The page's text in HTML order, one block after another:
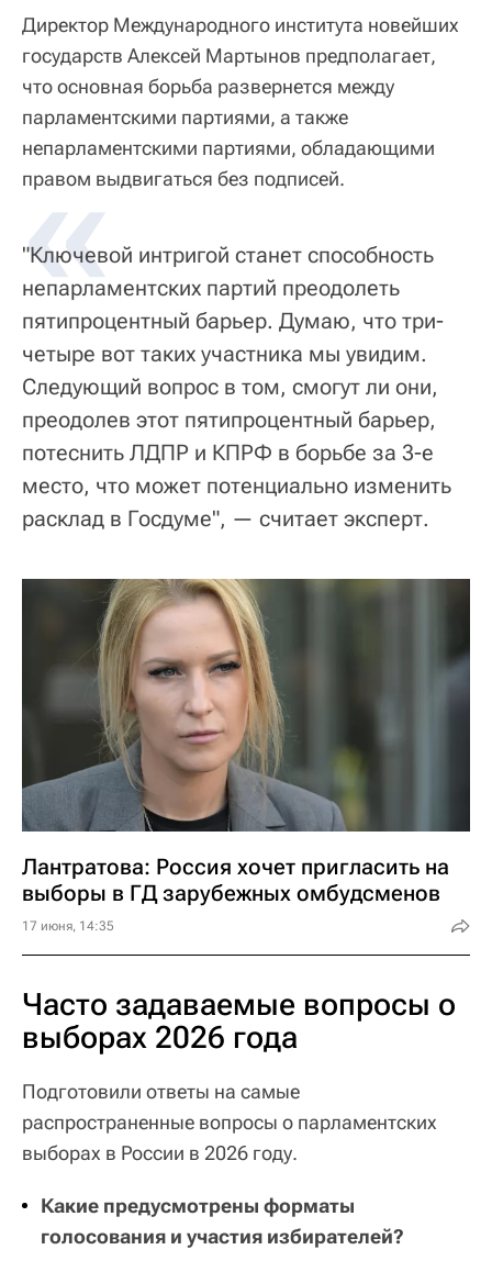
Директор Международного института новейших
государств Алексей Мартынов предполагает,
что основная борьба развернется между
парламентскими партиями, а также
непарламентскими партиями, обладающими
правом выдвигаться без подписей.
«
"Ключевой интригой станет способность
непарламентских партий преодолеть
пятипроцентный барьер. Думаю, что три-
четыре вот таких участника мы увидим.
Следующий вопрос в том, смогут ли они,
преодолев этот пятипроцентный барьер,
потеснить ЛДПР и КПРФ в борьбе за 3-е
место, что может потенциально изменить
расклад в Госдуме", — считает эксперт.
Лантратова: Россия хочет пригласить на
выборы в ГД зарубежных омбудсменов
17 июня, 14:35
Часто задаваемые вопросы о
выборах 2026 года
Подготовили ответы на самые
распространенные вопросы о парламентских
выборах в России в 2026 году.
Какие предусмотрены форматы
голосования и участия избирателей?